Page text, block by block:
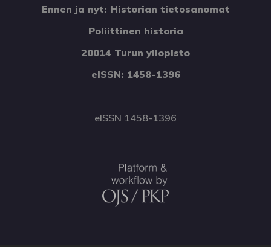
Ennen ja nyt: Historian tietosanomat
Poliittinen historia
20014 Turun yliopisto
eISSN: 1458-1396
eISSN 1458-1396